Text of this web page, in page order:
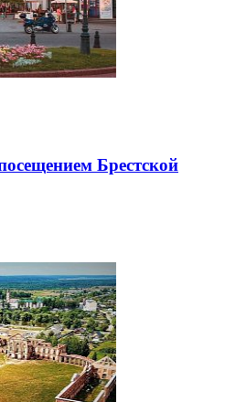
Брестской